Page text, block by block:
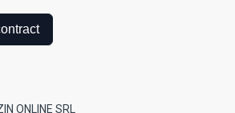
ONLINE SRL